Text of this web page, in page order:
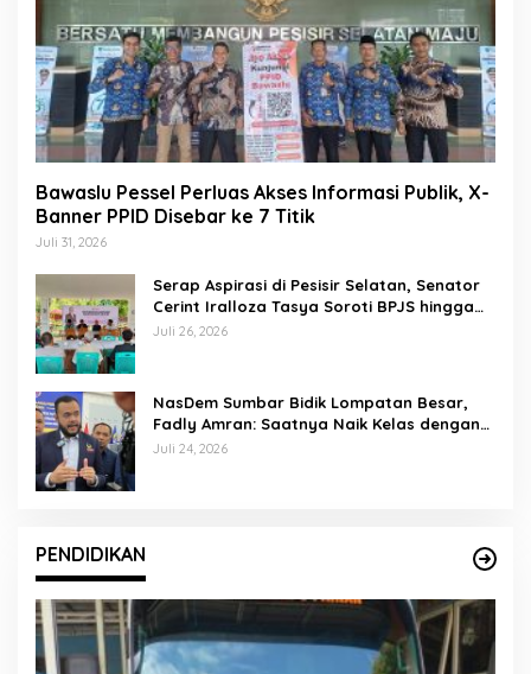
Bawaslu Pessel Perluas Akses Informasi Publik, X-
Banner PPID Disebar ke 7 Titik
Juli 31, 2026
Serap Aspirasi di Pesisir Selatan, Senator
Cerint Iralloza Tasya Soroti BPJS hingga
Kurikulum Merdeka
Juli 26, 2026
NasDem Sumbar Bidik Lompatan Besar,
Fadly Amran: Saatnya Naik Kelas dengan
Kader Berkualitas
Juli 24, 2026
PENDIDIKAN